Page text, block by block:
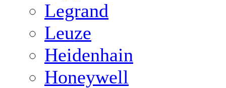
Legrand
Leuze
Heidenhain
Honeywell